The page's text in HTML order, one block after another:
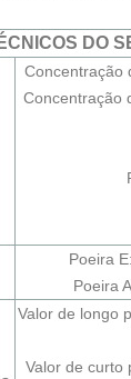
DO
Concentração
Concentração
Poeira
Poeira
Valor de longo
Valor de curto